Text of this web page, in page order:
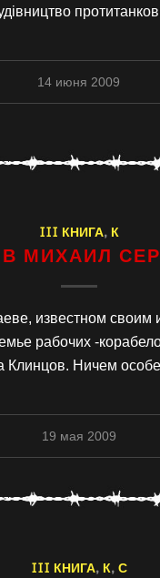
14 июня 2009
III КНИГА, К
МИХАИЛ
известном своим
рабочих -
Клинцов. Ничем
19 мая 2009
III КНИГА, К, С